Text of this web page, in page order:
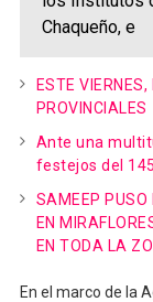
Chaqueño, e
ESTE
PROVINCIALES
Ante una
festejos del
SAMEEP PUSO
EN
EN TODA LA
En el marco de la